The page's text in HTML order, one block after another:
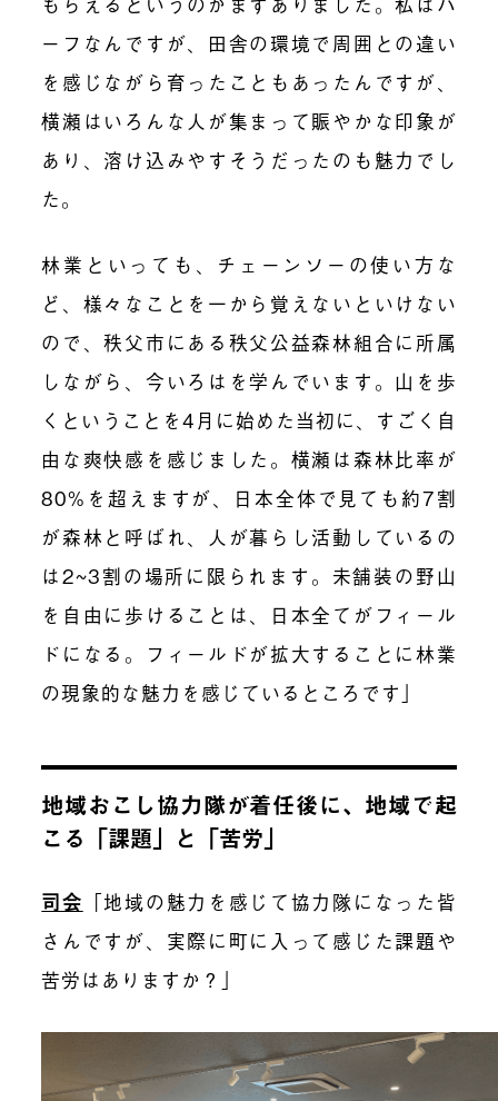
ーフなんですが、田舎の環境で周囲との違い
を感じながら育ったこともあったんですが、
横瀬はいろんな人が集まって賑やかな印象が
あり、溶け込みやすそうだったのも魅力でし
た。
林業といっても、チェーンソーの使い方な
ど、様々なことを一から覚えないといけない
ので、秩父市にある秩父公益森林組合に所属
しながら、今いろはを学んでいます。山を歩
くということを4月に始めた当初に、すごく自
由な爽快感を感じました。横瀬は森林比率が
80%を超えますが、日本全体で見ても約7割
が森林と呼ばれ、人が暮らし活動しているの
は2~3割の場所に限られます。未舗装の野山
を自由に歩けることは、日本全てがフィール
ドになる。フィールドが拡大することに林業
の現象的な魅力を感じているところです」
地域おこし協力隊が着任後に、地域で起
こる「課題」と「苦労」
司会 「地域の魅力を感じて協力隊になった皆
さんですが、実際に町に入って感じた課題や
苦労はありますか？」